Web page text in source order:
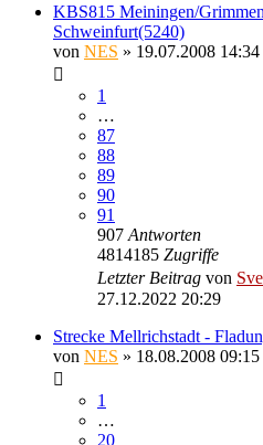
KBS815 Meiningen/
Schweinfurt(5240)
von NES » 19.07.2008 14:34
1
…
87
88
89
90
91
907 Antworten
4814185 Zugriffe
Letzter Beitrag von
27.12.2022 20:29
Strecke Mellrichstadt -
von NES » 18.08.2008 09:15
1
…
20